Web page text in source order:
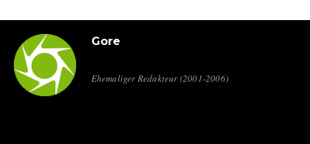
Gore
Ehemaliger Redakteur (2001-2006)